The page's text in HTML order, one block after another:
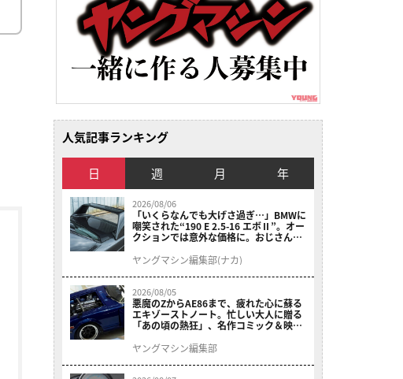
人気記事ランキング
日 週 月 年
2026/08/06
「いくらなんでも大げさ過ぎ…」BMWに
嘲笑された“190 E 2.5-16 エボⅡ”。オー
クションでは意外な価格に。おじさん達
ヤングマシン編集部(ナカ)
2026/08/05
悪魔のZからAE86まで、疲れた心に蘇る
エキゾーストノート。忙しい大人に贈る
「あの頃の熱狂」、名作コミック＆映画
結！
ヤングマシン編集部